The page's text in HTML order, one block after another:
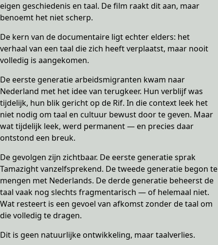
eigen geschiedenis en taal. De film raakt dit aan, maar
benoemt het niet scherp.
De kern van de documentaire ligt echter elders: het
verhaal van een taal die zich heeft verplaatst, maar nooit
volledig is aangekomen.
De eerste generatie arbeidsmigranten kwam naar
Nederland met het idee van terugkeer. Hun verblijf was
tijdelijk, hun blik gericht op de Rif. In die context leek het
niet nodig om taal en cultuur bewust door te geven. Maar
wat tijdelijk leek, werd permanent — en precies daar
ontstond een breuk.
De gevolgen zijn zichtbaar. De eerste generatie sprak
Tamazight vanzelfsprekend. De tweede generatie begon te
mengen met Nederlands. De derde generatie beheerst de
taal vaak nog slechts fragmentarisch — of helemaal niet.
Wat resteert is een gevoel van afkomst zonder de taal om
die volledig te dragen.
Dit is geen natuurlijke ontwikkeling, maar taalverlies.